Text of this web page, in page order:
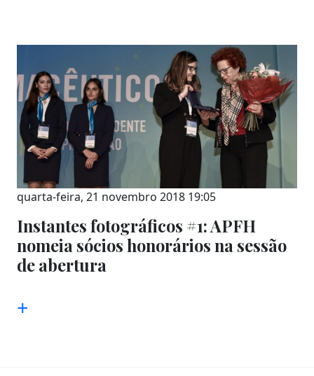
quarta-feira, 21 novembro 2018 19:05
Instantes fotográficos #1: APFH
nomeia sócios honorários na sessão
de abertura
+